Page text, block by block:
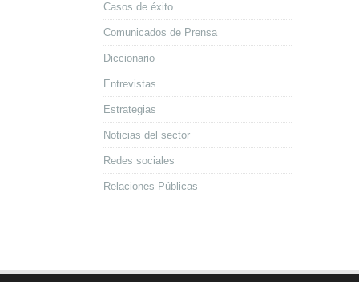
Casos de éxito
Comunicados de Prensa
Diccionario
Entrevistas
Estrategias
Noticias del sector
Redes sociales
Relaciones Públicas